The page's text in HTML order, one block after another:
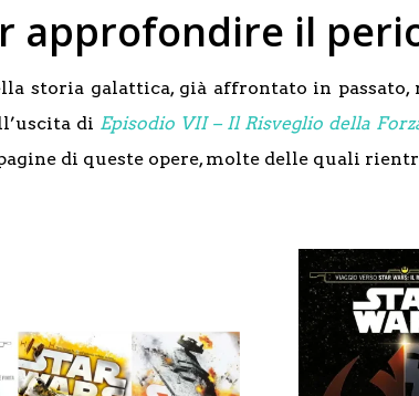
approfondire il
storia galattica, già affrontato in
di Episodio VII – Il Risveglio della
di queste opere, molte delle quali